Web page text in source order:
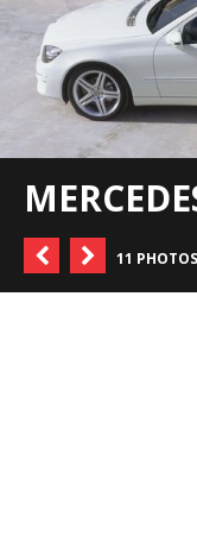
11 PHOTOS